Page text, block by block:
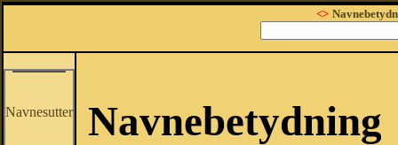
<>
Navnesutter Navnebetydning